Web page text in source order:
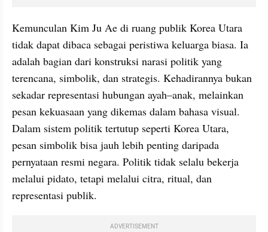
Kemunculan Kim Ju Ae di ruang publik Korea Utara
tidak dapat dibaca sebagai peristiwa keluarga biasa. Ia
adalah bagian dari konstruksi narasi politik yang
terencana, simbolik, dan strategis. Kehadirannya bukan
sekadar representasi hubungan ayah–anak, melainkan
pesan kekuasaan yang dikemas dalam bahasa visual.
Dalam sistem politik tertutup seperti Korea Utara,
pesan simbolik bisa jauh lebih penting daripada
pernyataan resmi negara. Politik tidak selalu bekerja
melalui pidato, tetapi melalui citra, ritual, dan
representasi publik.
ADVERTISEMENT